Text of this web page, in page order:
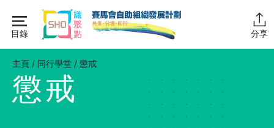
content
目錄 分享
主頁
同行學堂
同行學堂・簡介
主頁 / 同行學堂 / 懲戒
懲戒